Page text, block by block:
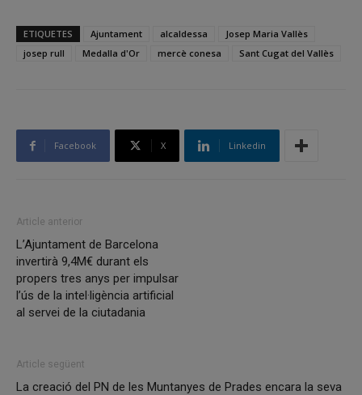
ETIQUETES Ajuntament alcaldessa
Josep Maria Vallès
josep rull
Medalla d'Or mercè conesa Sant Cugat del Vallès
Facebook X Linkedin
Article anterior
L’Ajuntament de Barcelona
invertirà 9,4M€ durant els
propers tres anys per impulsar
l’ús de la intel·ligència artificial
al servei de la ciutadania
Article següent
La creació del PN de les Muntanyes de Prades encara la seva